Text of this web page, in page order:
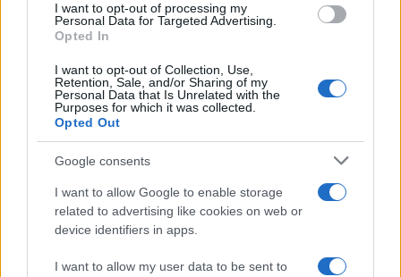
I want to opt-out of processing my
Personal Data for Targeted Advertising.
Opted In
I want to opt-out of Collection, Use,
Retention, Sale, and/or Sharing of my
Personal Data that Is Unrelated with the
Purposes for which it was collected.
Opted Out
Google consents
I want to allow Google to enable storage
related to advertising like cookies on web or
device identifiers in apps.
I want to allow my user data to be sent to
Η ΣΤΗΛΗ ΜΑΣ